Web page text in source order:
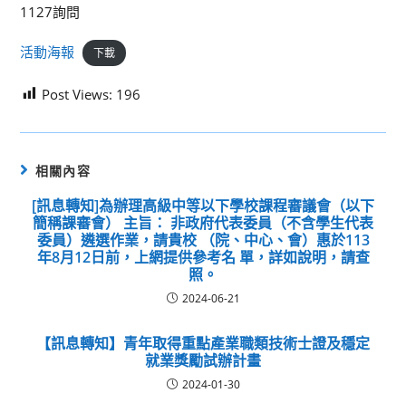
1127詢問
活動海報 下載
Post Views: 196
相關內容
[訊息轉知]為辦理高級中等以下學校課程審議會（以下
簡稱課審會） 主旨： 非政府代表委員（不含學生代表
委員）遴選作業，請貴校 （院、中心、會）惠於113
年8月12日前，上網提供參考名 單，詳如說明，請查
照。
2024-06-21
【訊息轉知】青年取得重點產業職類技術士證及穩定
就業獎勵試辦計畫
2024-01-30